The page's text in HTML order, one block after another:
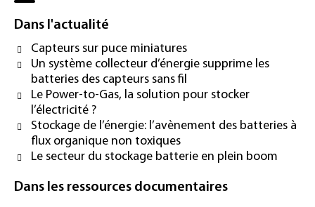
Dans l'actualité
Capteurs sur puce miniatures
Un système collecteur d’énergie supprime les
batteries des capteurs sans fil
Le Power-to-Gas, la solution pour stocker
l’électricité ?
Stockage de l’énergie: l’avènement des batteries à
flux organique non toxiques
Le secteur du stockage batterie en plein boom
Dans les ressources documentaires